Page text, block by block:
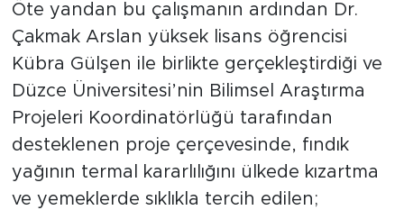
Öte yandan bu çalışmanın ardından Dr.
Çakmak Arslan yüksek lisans öğrencisi
Kübra Gülşen ile birlikte gerçekleştirdiği ve
Düzce Üniversitesi’nin Bilimsel Araştırma
Projeleri Koordinatörlüğü tarafından
desteklenen proje çerçevesinde, fındık
yağının termal kararlılığını ülkede kızartma
ve yemeklerde sıklıkla tercih edilen;